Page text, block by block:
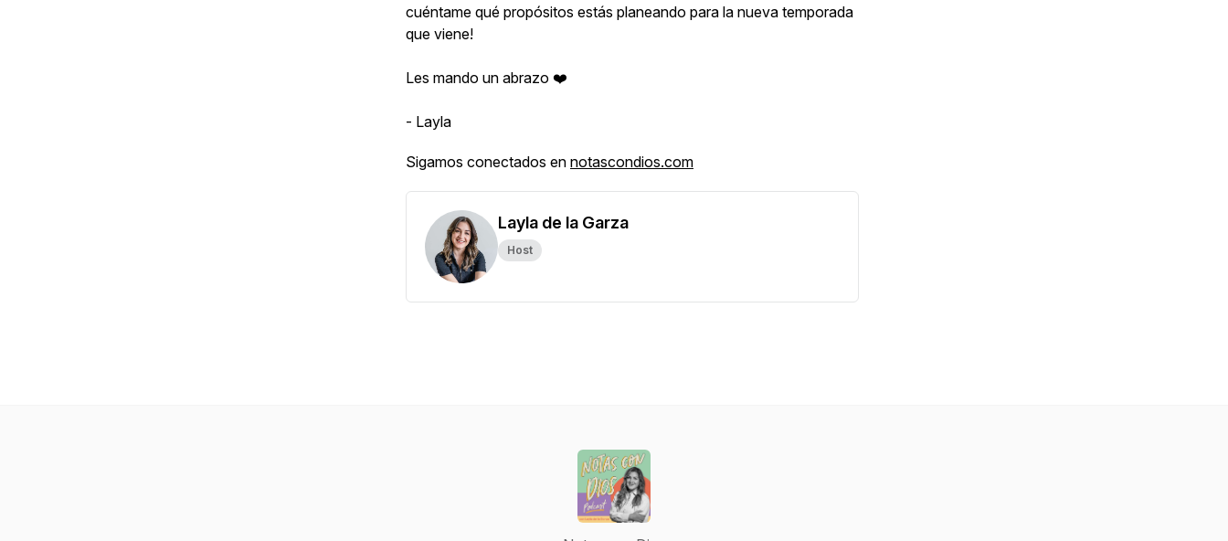
cuéntame qué propósitos estás planeando para la nueva temporada
que viene!
Les mando un abrazo ❤️
- Layla
Sigamos conectados en notascondios.com
Layla de la Garza
Host